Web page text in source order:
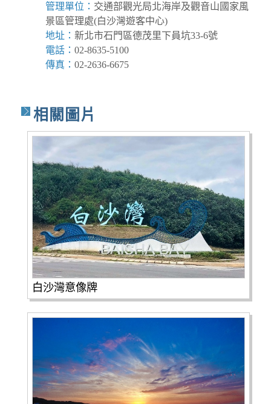
管理單位： 交通部觀光局北海岸及觀音山國家風
景區管理處(白沙灣遊客中心)
地址： 新北市石門區德茂里下員坑33-6號
電話： 02-8635-5100
傳真： 02-2636-6675
相關圖片
白沙灣意像牌